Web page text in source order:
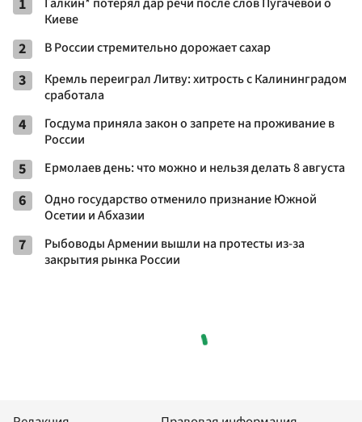
1
Киеве
2 В России стремительно дорожает сахар
3
Кремль переиграл Литву: хитрость с Калининградом
сработала
4
Госдума приняла закон о запрете на проживание в
России
5 Ермолаев день: что можно и нельзя делать 8 августа
6
Одно государство отменило признание Южной
Осетии и Абхазии
7
Рыбоводы Армении вышли на протесты из-за
закрытия рынка России